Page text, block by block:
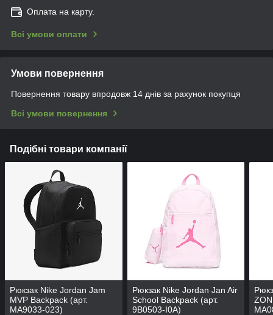
Оплата на карту.
Всі умови оплати
Умови повернення
Повернення товару впродовж 14 днів за рахунок покупця
Всі умови повернення
Подібні товари компанії
Рюкзак Nike Jordan Jam
MVP Backpack (арт.
MA9033-023)
Рюкзак Nike Jordan Jan Air
School Backpack (арт.
9B0503-I0A)